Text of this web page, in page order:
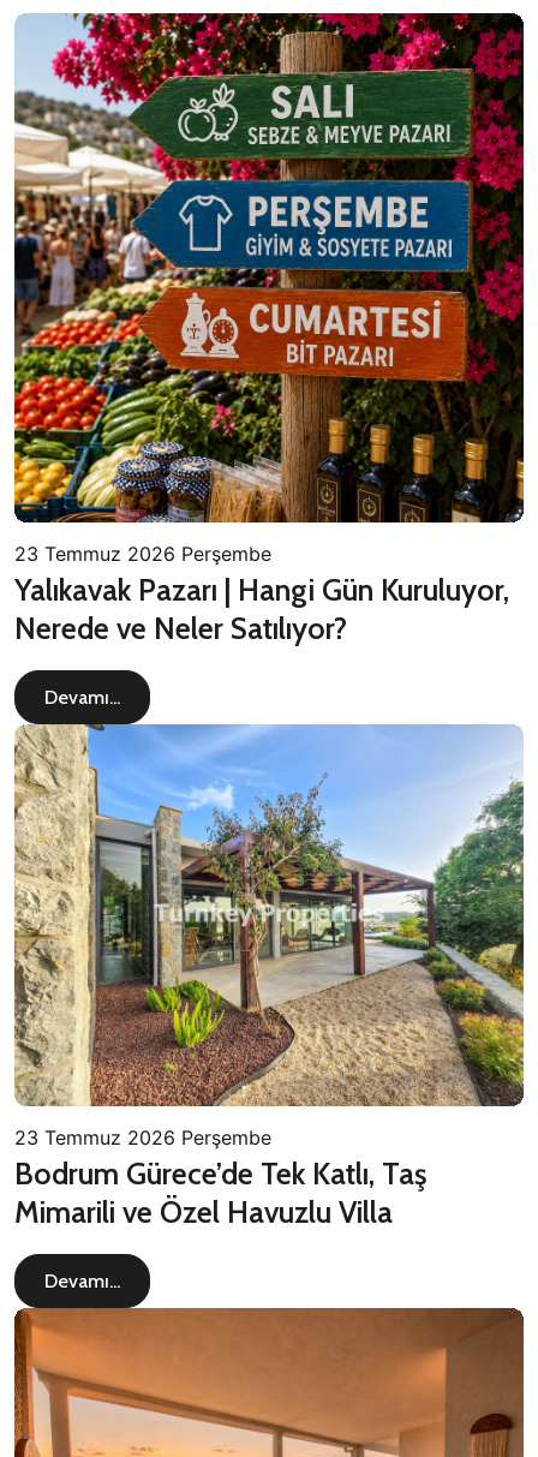
23 Temmuz 2026 Perşembe
Yalıkavak Pazarı | Hangi Gün Kuruluyor,
Nerede ve Neler Satılıyor?
Devamı...
23 Temmuz 2026 Perşembe
Bodrum Gürece’de Tek Katlı, Taş
Mimarili ve Özel Havuzlu Villa
Devamı...